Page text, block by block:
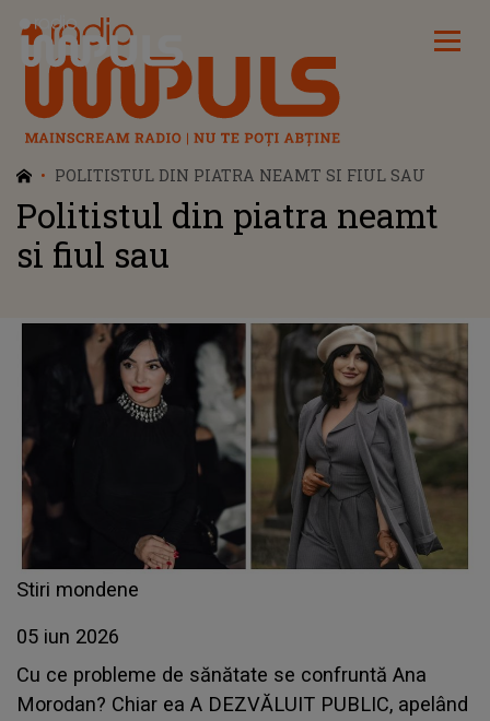
Radio Impuls
POLITISTUL DIN PIATRA NEAMT SI FIUL SAU
Politistul din piatra neamt
si fiul sau
Stiri mondene
05 iun 2026
Cu ce probleme de sănătate se confruntă Ana
Morodan? Chiar ea A DEZVĂLUIT PUBLIC, apelând